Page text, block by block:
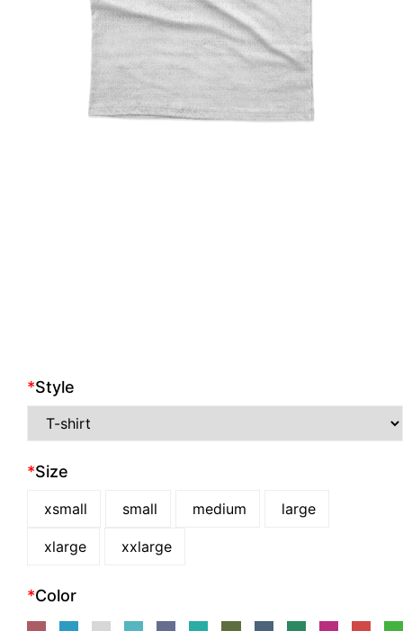
*Style
*Size
xsmall small medium large
xlarge xxlarge
*Color